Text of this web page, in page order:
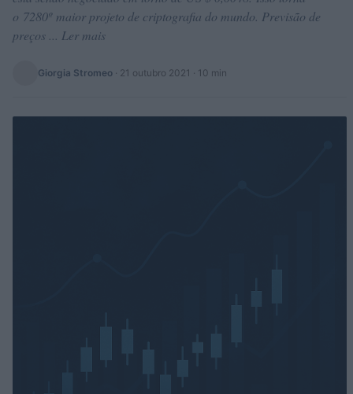
o 7280º maior projeto de criptografia do mundo. Previsão de
preços ... Ler mais
Giorgia Stromeo · 21 outubro 2021 · 10 min